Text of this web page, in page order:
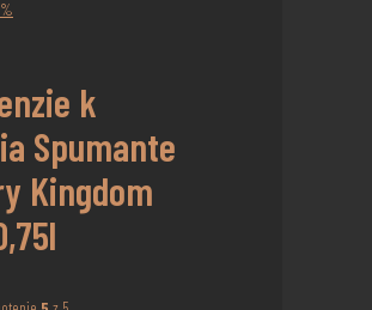
k
Spumante
Kingdom